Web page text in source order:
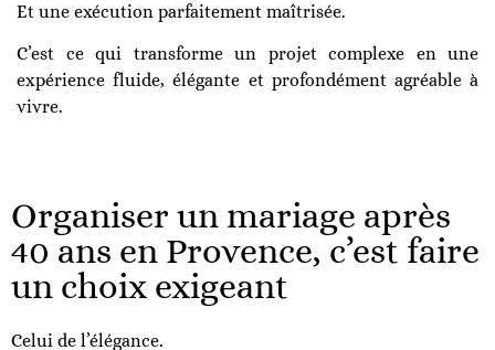
Et une exécution parfaitement maîtrisée.
C’est ce qui transforme un projet complexe en une
expérience fluide, élégante et profondément agréable à
vivre.
Organiser un mariage après
40 ans en Provence, c’est faire
un choix exigeant
Celui de l’élégance.